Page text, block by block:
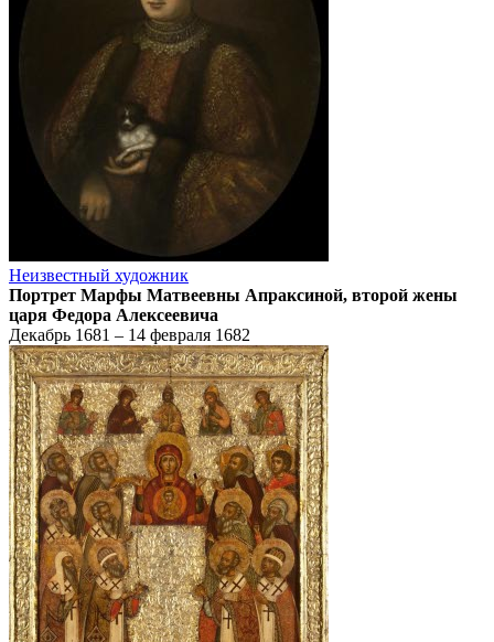
Неизвестный художник
Портрет Марфы Матвеевны Апраксиной, второй жены
царя Федора Алексеевича
Декабрь 1681 – 14 февраля 1682